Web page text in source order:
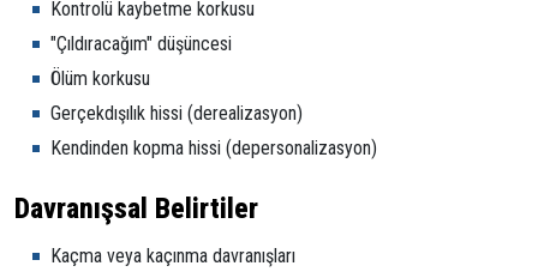
Kontrolü kaybetme korkusu
"Çıldıracağım" düşüncesi
Ölüm korkusu
Gerçekdışılık hissi (derealizasyon)
Kendinden kopma hissi (depersonalizasyon)
Davranışsal Belirtiler
Kaçma veya kaçınma davranışları